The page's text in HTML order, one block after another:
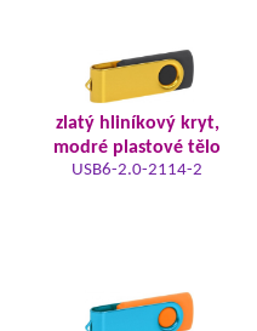
zlatý hliníkový kryt,
modré plastové tělo
USB6-2.0-2114-2